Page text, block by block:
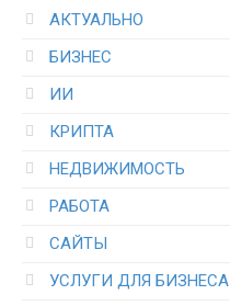
АКТУАЛЬНО
БИЗНЕС
ИИ
КРИПТА
НЕДВИЖИМОСТЬ
РАБОТА
САЙТЫ
УСЛУГИ ДЛЯ БИЗНЕСА